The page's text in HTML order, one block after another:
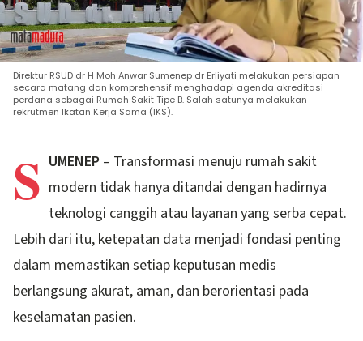
Direktur RSUD dr H Moh Anwar Sumenep dr Erliyati melakukan persiapan
secara matang dan komprehensif menghadapi agenda akreditasi
perdana sebagai Rumah Sakit Tipe B. Salah satunya melakukan
rekrutmen Ikatan Kerja Sama (IKS).
S UMENEP – Transformasi menuju rumah sakit
modern tidak hanya ditandai dengan hadirnya
teknologi canggih atau layanan yang serba cepat.
Lebih dari itu, ketepatan data menjadi fondasi penting
dalam memastikan setiap keputusan medis
berlangsung akurat, aman, dan berorientasi pada
keselamatan pasien.